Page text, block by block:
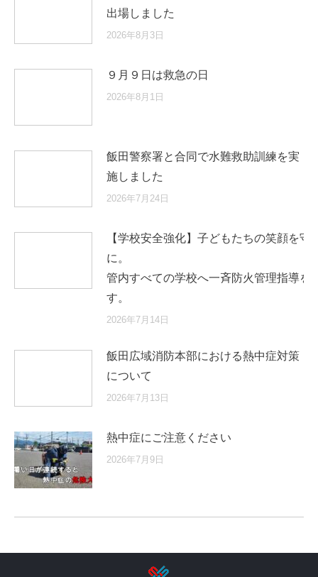
出場しました
2026年8月3日
９月９日は救急の日
2026年8月1日
飯田警察署と合同で水難救助訓練を実
施しました
2026年7月24日
【学校安全強化】子どもたちの笑顔を守
に
管内すべての学校へ一斉防火管理指導を
す。
2026年7月14日
飯田広域消防本部における熱中症対策
について
2026年7月13日
熱中症にご注意ください
2026年7月9日